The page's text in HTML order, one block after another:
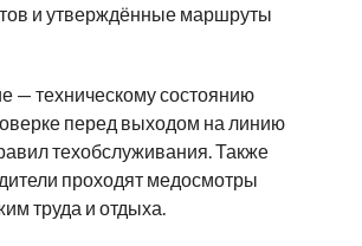
и утверждённые маршруты
— техническому состоянию
перед выходом на линию
техобслуживания. Также
проходят медосмотры
труда и отдыха.